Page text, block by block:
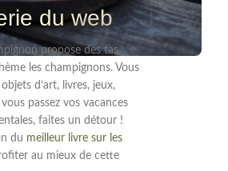
du web
propose des tas
les champignons. Vous
d’art, livres, jeux,
passez vos vacances
faites un détour !
du meilleur livre sur les
au mieux de cette